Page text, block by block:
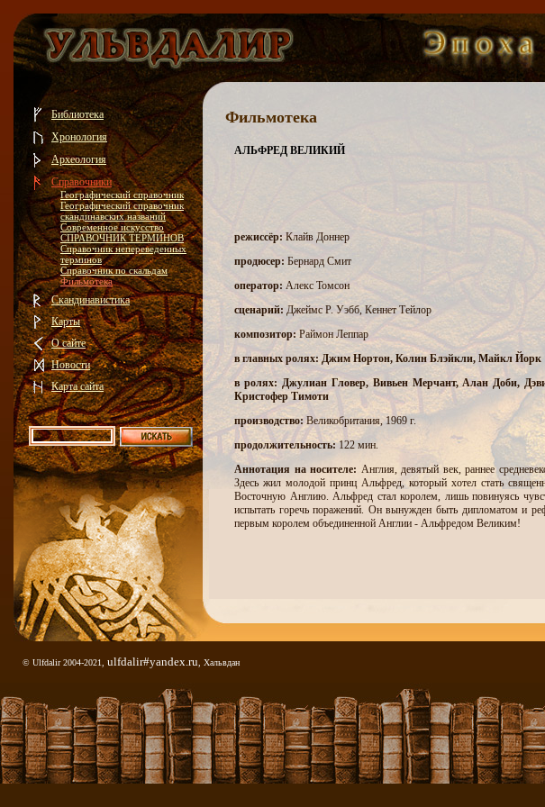
Библиотека
Хронология
Археология
Справочники
Географический справочник
Географический справочник
скандинавских названий
Современное искусство
СПРАВОЧНИК ТЕРМИНОВ
Справочник непереведенных
терминов
Справочник по скальдам
Фильмотека
Скандинавистика
Карты
О сайте
Новости
Карта сайта
© Ulfdalir 2004-2021, ulfdalir#yandex.ru , Хальвдан
Фильмотека
АЛЬФРЕД ВЕЛИКИЙ
режиссёр: Клайв Доннер
продюсер: Бернард Смит
оператор: Алекс Томсон
сценарий: Джеймс Р. Уэбб, Кеннет Тейлор
композитор: Раймон Леппар
в главных ролях: Джим Нортон, Колин Блэйкли, Майкл Йорк
в ролях: Джулиан Гловер, Вивьен Мерчант, Алан Доби,
Кристофер Тимоти
производство:Великобритания, 1969 г.
продолжительность:122 мин.
Аннотация на носителе: Англия, девятый век, раннее
Здесь жил молодой принц Альфред, который хотел стать
Восточную Англию. Альфред стал королем, лишь повинуясь
испытать горечь поражений. Он вынужден быть дипломатом и
первым королем объединенной Англии - Альфредом Великим!